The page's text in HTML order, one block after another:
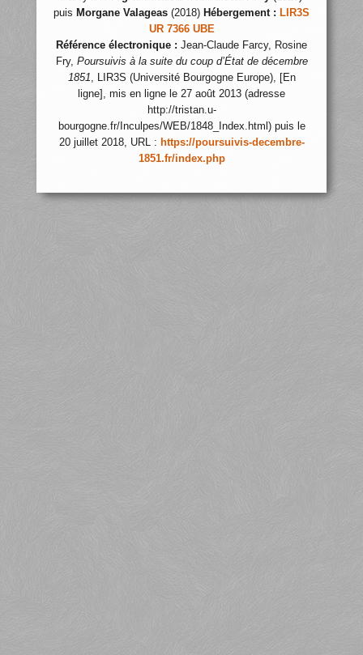
puis Morgane Valageas (2018) Hébergement : LIR3S
UR 7366 UBE
Référence électronique : Jean-Claude Farcy, Rosine
Fry, Poursuivis à la suite du coup d’État de décembre
1851, LIR3S (Université Bourgogne Europe), [En
ligne], mis en ligne le 27 août 2013 (adresse
http://tristan.u-
bourgogne.fr/Inculpes/WEB/1848_Index.html) puis le
20 juillet 2018, URL : https://poursuivis-decembre-
1851.fr/index.php